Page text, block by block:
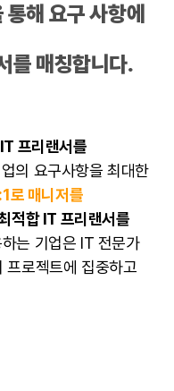
해 요구 사항에
를 매칭합니다.
IT 프리랜서를
의 요구사항을 최대한
로 매니저를
적합IT 프리랜서를
는 기업은 IT 전문가
프로젝트에 집중하고